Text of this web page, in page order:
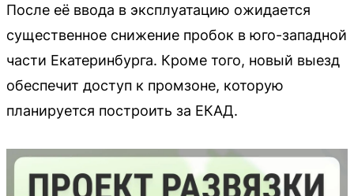
После её ввода в эксплуатацию ожидается
существенное снижение пробок в юго-западной
части Екатеринбурга. Кроме того, новый выезд
обеспечит доступ к промзоне, которую
планируется построить за ЕКАД.